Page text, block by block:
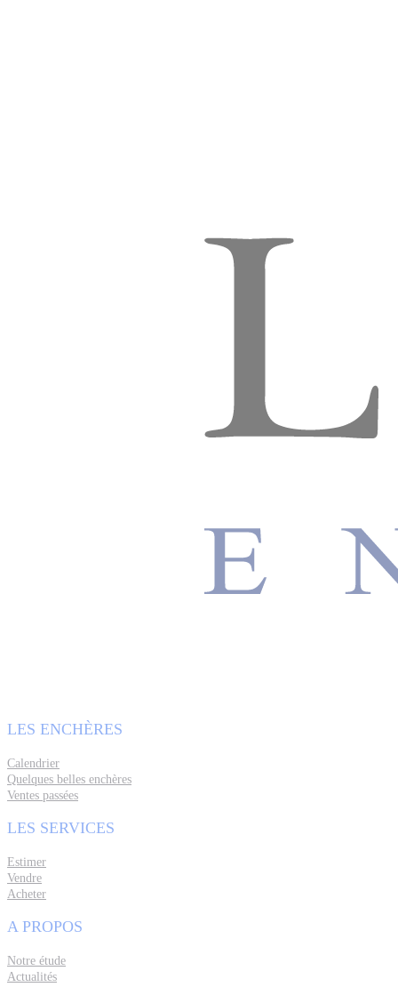
LES ENCHÈRES
Calendrier
Quelques belles enchères
Ventes passées
LES SERVICES
Estimer
Vendre
Acheter
A PROPOS
Notre étude
Actualités